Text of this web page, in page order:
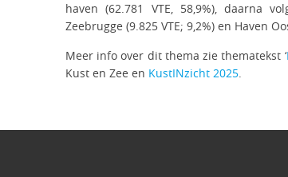
haven (62.781 VTE, 58,9%), daarna
Zeebrugge (9.825 VTE; 9,2%) en Haven
Meer info over dit thema zie thematekst ‘
Kust en Zee en KustINzicht 2025.